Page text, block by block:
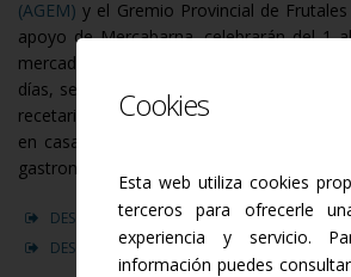
(AGEM) y el Gremio Provincial de
apoyo de Mercabarna, celebrarán del 1
mercados municipales de la capital
días, se repartirán gratuitamente 30.000
recetario con consejos y trucos para
en casa estas hortalizas. La guía cuenta
gastronómico de la cocinera María Espín.
DESCÁRGATE LA GUÍA
DESCÁRGATE EL PÓSTER
Cookies
Esta web utiliza cookies
terceros para ofrecerle
experiencia y servicio.
información puedes